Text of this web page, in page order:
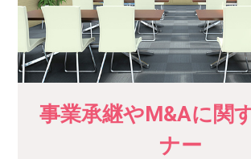
事業承継やM&Aに関
ナー